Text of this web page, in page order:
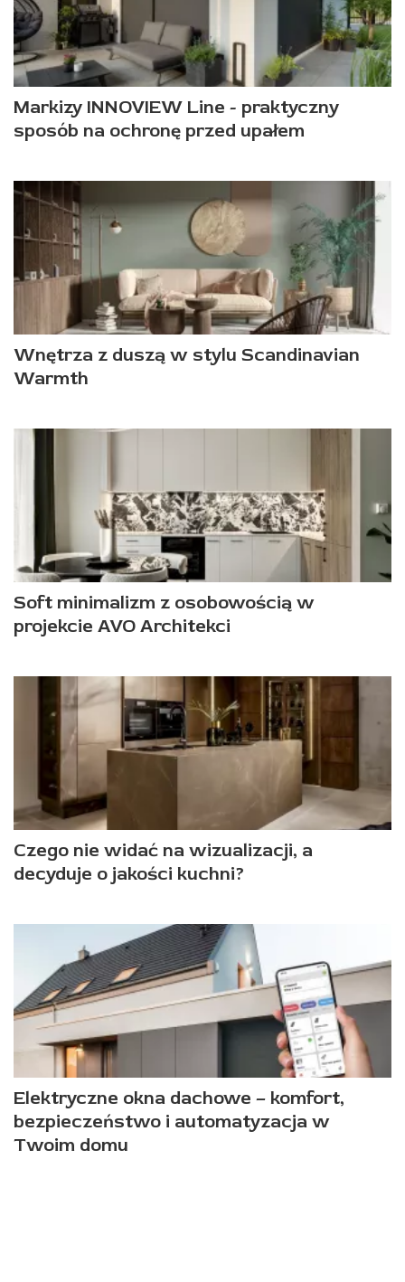
Markizy INNOVIEW Line - praktyczny
sposób na ochronę przed upałem
Wnętrza z duszą w stylu Scandinavian
Warmth
Soft minimalizm z osobowością w
projekcie AVO Architekci
Czego nie widać na wizualizacji, a
decyduje o jakości kuchni?
Elektryczne okna dachowe – komfort,
bezpieczeństwo i automatyzacja w
Twoim domu